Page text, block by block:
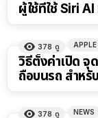
ผู้ใช้ที่ใช้ Siri
378 ดู APPLE
วิธีตั้งค่าเปิด จุ
ถือบนรถ สำหรั
378 ดู NEWS